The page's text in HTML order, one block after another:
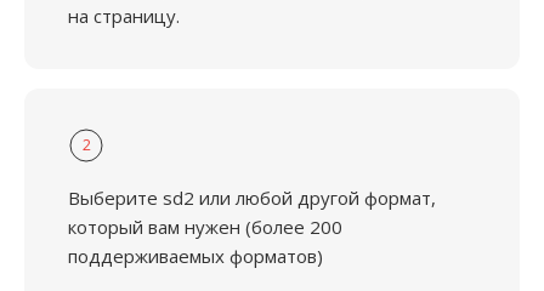
на страницу.
2
Выберите sd2 или любой другой формат,
который вам нужен (более 200
поддерживаемых форматов)